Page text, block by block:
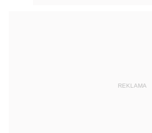
REKLAMA